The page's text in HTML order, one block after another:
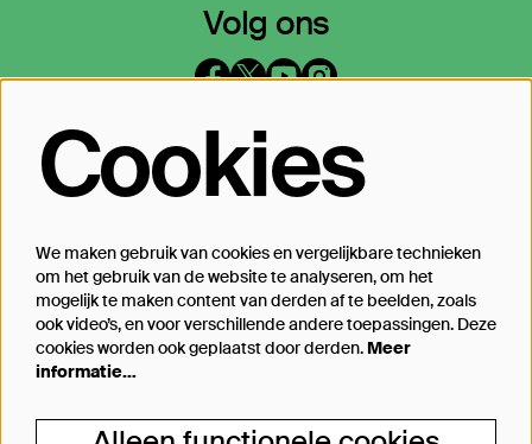
Volg ons
Op de hoogte blijven?
Inschrijven
Steun Theater Bellevue
Cookies
We maken gebruik van cookies en vergelijkbare technieken
om het gebruik van de website te analyseren, om het
mogelijk te maken content van derden af te beelden, zoals
ook video’s, en voor verschillende andere toepassingen. Deze
cookies worden ook geplaatst door derden. Meer
informatie…